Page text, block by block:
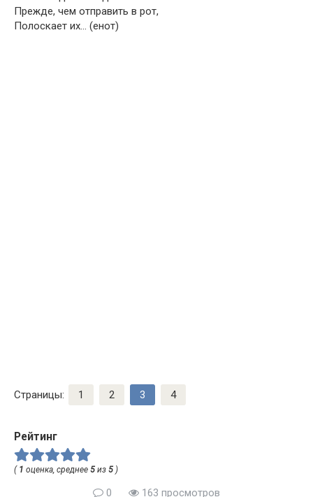
Прежде, чем отправить в рот,
Полоскает их… (енот)
Страницы: 1 2 3 4
Рейтинг
( 1 оценка, среднее 5 из 5 )
0 163 просмотров